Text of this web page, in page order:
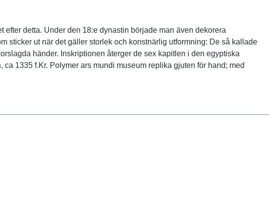
efter detta. Under den 18:e dynastin började man även dekorera
sticker ut när det gäller storlek och konstnärlig utformning: De så kallade
händer. Inskriptionen återger de sex kapitlen i den egyptiska
1335 f.Kr. Polymer ars mundi museum replika gjuten för hand; med